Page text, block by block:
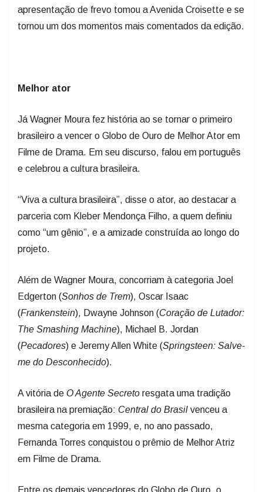
tornou um dos momentos mais comentados da edição.
brasileiro a vencer o Globo de Ouro de Melhor Ator em
Filme de Drama. Em seu discurso, falou em português
e celebrou a cultura brasileira.
parceria com Kleber Mendonça Filho, a quem definiu
como “um gênio”, e a amizade construída ao longo do
projeto.
Edgerton (Sonhos de Trem), Oscar Isaac
(Frankenstein), Dwayne Johnson (Coração de Lutador:
The Smashing Machine ), Michael B. Jordan
(Pecadores) e Jeremy Allen White (Springsteen: Salve-
me do Desconhecido).
brasileira na premiação:Central do Brasilvenceu a
mesma categoria em 1999, e, no ano passado,
Fernanda Torres conquistou o prêmio de Melhor Atriz
em Filme de Drama.
prêmio de Melhor Direção em Filme ficou com Paul